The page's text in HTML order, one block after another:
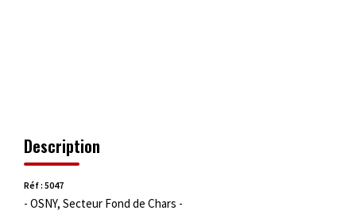
Description
Réf : 5047
- OSNY, Secteur Fond de Chars -